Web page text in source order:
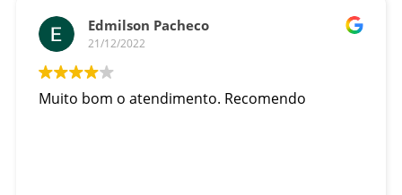
Edmilson Pacheco
21/12/2022
Muito bom o atendimento. Recomendo